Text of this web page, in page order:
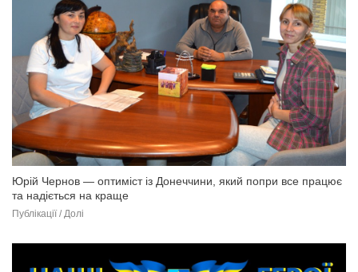
Юрій Чернов — оптиміст із Донеччини, який попри все працює
та надіється на краще
Публікації / Долі